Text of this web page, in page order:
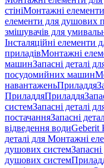
стініМонтажні
елементи для душових
змішувачів для
Інсталяційні елементи
приладівМонтажні
машинЗапасні деталі
посудомийних машин
навантаженьПриладдя
ПриладдяПриладдя
системЗапасні деталі
постачанняЗапасні
відведення водиGeberit
деталі для Монтажні
душових систем
душових систем